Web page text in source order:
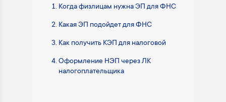
Когда физлицам нужна ЭП для ФНС
Какая ЭП подойдет для ФНС
Как получить КЭП для налоговой
Оформление НЭП через ЛК
налогоплательщика